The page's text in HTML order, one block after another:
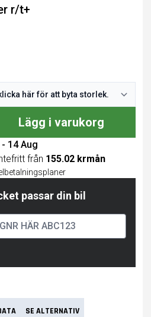
r/t+
Lägg i varukorg
14 Aug
från 155.02 krmån
passar din bil
SE ALTERNATIV